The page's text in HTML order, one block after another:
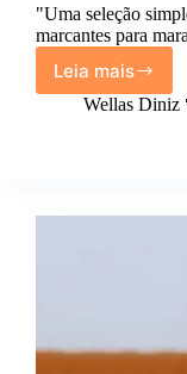
"Uma seleção
marcantes para
Leia mais
Os
doramas
mais
Wellas Diniz